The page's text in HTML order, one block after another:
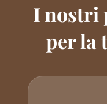
I nostri
per la